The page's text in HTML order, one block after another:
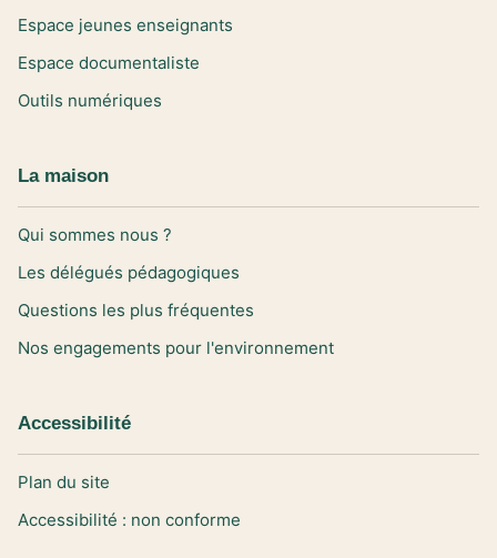
Espace jeunes enseignants
Espace documentaliste
Outils numériques
La maison
Qui sommes nous ?
Les délégués pédagogiques
Questions les plus fréquentes
Nos engagements pour l'environnement
Accessibilité
Plan du site
Accessibilité : non conforme